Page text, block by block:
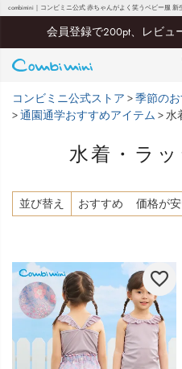
combimini｜コンビミニ公式 赤ちゃんがよく笑うベビー服
会員登録で200pt、レビュ
コンビミニ公式ストア
季節の
通園通学おすすめアイテム
水
水着・ラ
並び替え おすすめ 価格が